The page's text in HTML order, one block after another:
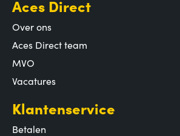
Aces Direct
Over ons
Aces Direct team
MVO
Vacatures
Klantenservice
Betalen